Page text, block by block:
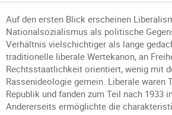
Auf den ersten Blick erscheinen
Nationalsozialismus als politische
Verhältnis vielschichtiger als lange
traditionelle liberale Wertekanon, an
Rechtsstaatlichkeit orientiert, wenig mit
Rassenideologie gemein. Liberale waren
Republik und fanden zum Teil nach 1933
Andererseits ermöglichte die